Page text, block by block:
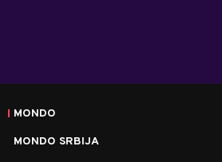
MONDO
MONDO SRBIJA